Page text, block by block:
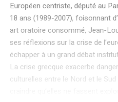
Européen centriste, député au
18 ans (1989-2007), foisonnant
art oratoire consommé, Jean-
ses réflexions sur la crise de
échapper à un grand débat
La crise grecque exacerbe
culturelles entre le Nord et le Sud